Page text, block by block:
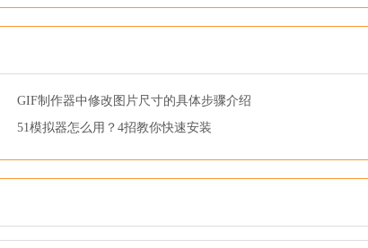
GIF制作器中修改图片尺寸的具体步骤介绍
51模拟器怎么用？4招教你快速安装